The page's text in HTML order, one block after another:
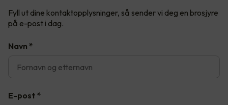
Fyll ut dine kontaktopplysninger, så sender vi deg en brosjyre
på e-post i dag.
Navn *
E-post *